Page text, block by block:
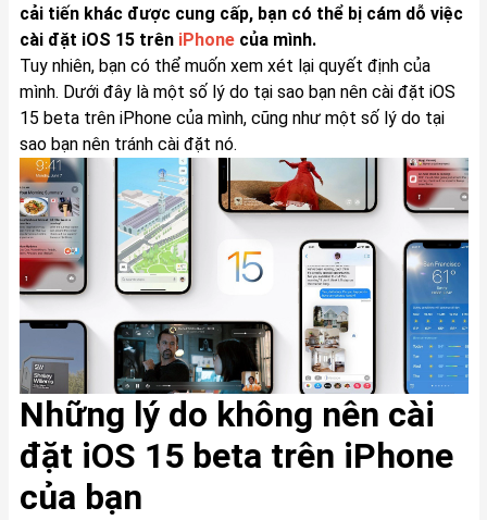
cải tiến khác được cung cấp, bạn có thể bị cám dỗ việc
cài đặt iOS 15 trên iPhonecủa mình.
Tuy nhiên, bạn có thể muốn xem xét lại quyết định của
mình. Dưới đây là một số lý do tại sao bạn nên cài đặt iOS
15 beta trên iPhone của mình, cũng như một số lý do tại
sao bạn nên tránh cài đặt nó.
Những lý do không nên cài
đặt iOS 15 beta trên iPhone
của bạn